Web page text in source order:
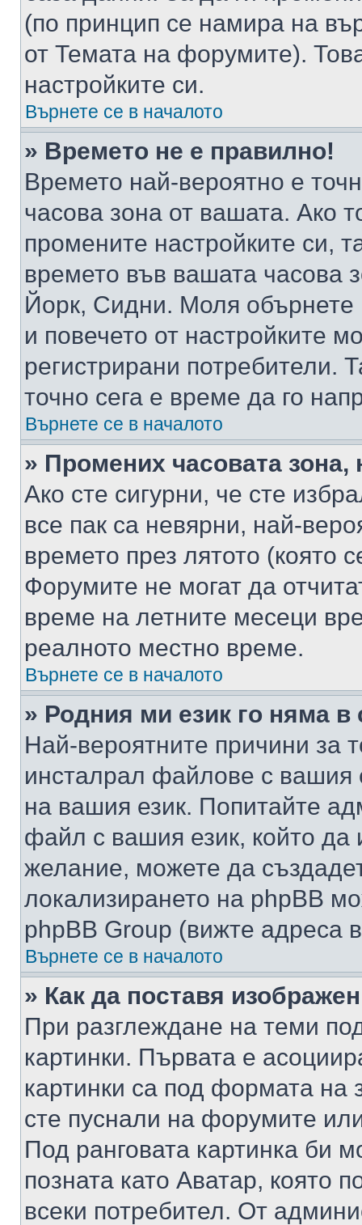
(по принцип се намира на
от Темата на форумите).
настройките си.
Върнете се в началото
» Времето не е правилно!
Времето най-вероятно е
часова зона от вашата. Ако
промените настройките си,
времето във вашата
Йорк, Сидни. Моля обърнете
и повечето от настройките
регистрирани потребители.
точно сега е време да го
Върнете се в началото
» Промених часовата
Ако сте сигурни, че сте
все пак са невярни, най-
времето през лятото (която
Форумите не могат да
време на летните месеци
реалното местно време.
Върнете се в началото
» Родния ми език го няма в
Най-вероятните причини за
инсталрал файлове с вашия
на вашия език. Попитайте
файл с вашия език, който да
желание, можете да
локализирането на phpBB
phpBB Group (вижте адреса
Върнете се в началото
» Как да поставя
При разглеждане на теми
картинки. Първата е
картинки са под формата на
сте пуснали на форумите
Под ранговата картинка би
позната като Аватар, която
всеки потребител. От